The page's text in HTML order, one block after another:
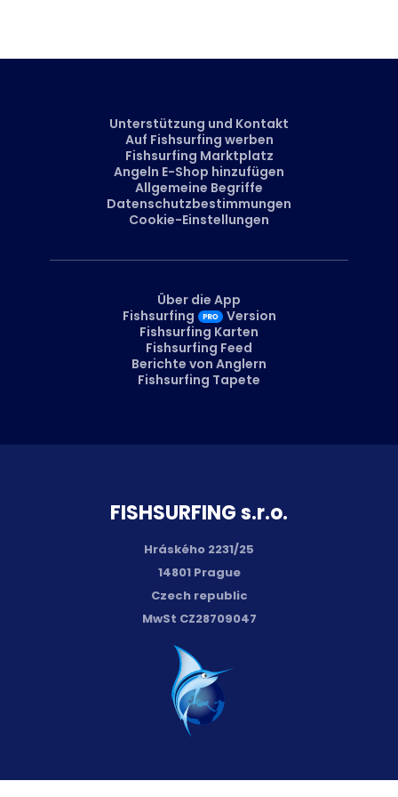
führt.
FISH­SURFING s.r.o.
Hráského 2231/25
14801 Prague
Czech republic
MwSt CZ28709047
Unterstützung und Kontakt
Auf Fishsurfing werben
Fishsurfing Marktplatz
Angeln E-Shop hinzufügen
Allgemeine Begriffe
Datenschutzbestimmungen
Cookie-Einstellungen
Über die App
Fishsurfing
Version
Fishsurfing Karten
Fishsurfing Feed
Berichte von Anglern
Fishsurfing Tapete